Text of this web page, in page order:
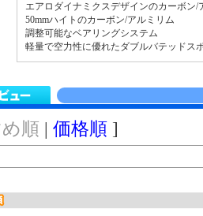
エアロダイナミクスデザインのカーボン/
50mmハイトのカーボン/アルミリム
調整可能なベアリングシステム
軽量で空力性に優れたダブルバテッドス
順 | 価格順 ]